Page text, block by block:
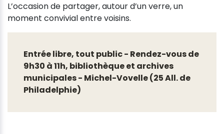
L’occasion de partager, autour d’un verre, un
moment convivial entre voisins.
Entrée libre, tout public - Rendez-vous de
9h30 à 11h, bibliothèque et archives
municipales - Michel-Vovelle (25 All. de
Philadelphie)